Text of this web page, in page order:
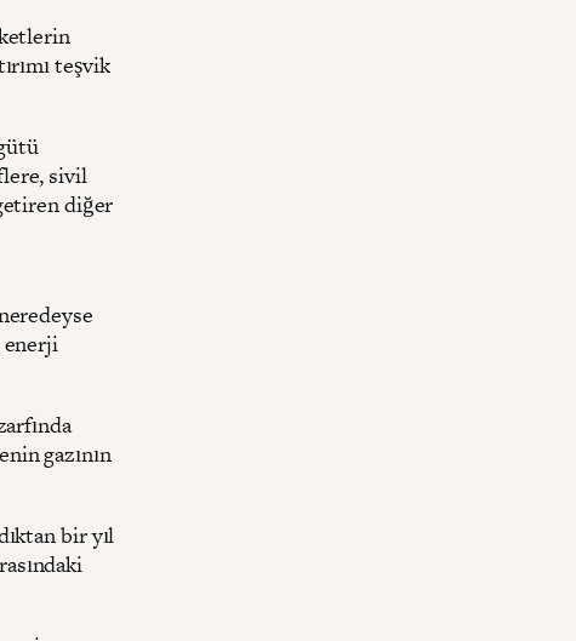
teşvik
sivil
diğer
gazının
bir yıl